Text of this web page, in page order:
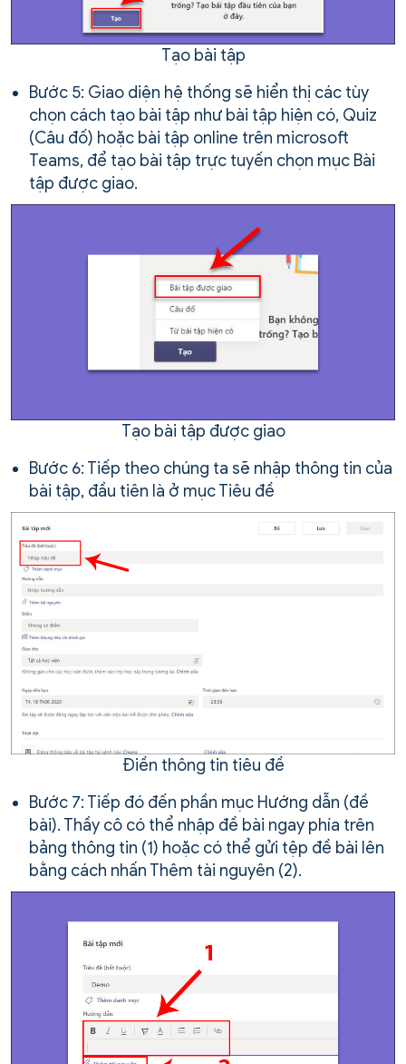
Tạo bài tập
Bước 5: Giao diện hệ thống sẽ hiển thị các tùy
chọn cách tạo bài tập như bài tập hiện có, Quiz
(Câu đố) hoặc bài tập online trên microsoft
Teams, để tạo bài tập trực tuyến chọn mục Bài
tập được giao.
Tạo bài tập được giao
Bước 6: Tiếp theo chúng ta sẽ nhập thông tin của
bài tập, đầu tiên là ở mục Tiêu đề
Điền thông tin tiêu đề
Bước 7: Tiếp đó đến phần mục Hướng dẫn (đề
bài). Thầy cô có thể nhập đề bài ngay phía trên
bảng thông tin (1) hoặc có thể gửi tệp đề bài lên
bằng cách nhấn Thêm tài nguyên (2).